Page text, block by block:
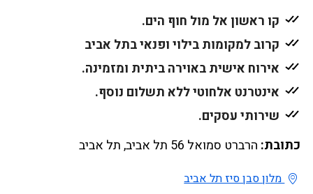
קו ראשון אל מול חוף הים.
קרוב למקומות בילוי ופנאי בתל אביב
אירוח אישית באוירה ביתית ומזמינה.
אינטרנט אלחוטי ללא תשלום נוסף.
שירותי עסקים.
כתובת: הרברט סמואל 56 תל אביב, תל אביב
מלון סבן סיז תל אביב